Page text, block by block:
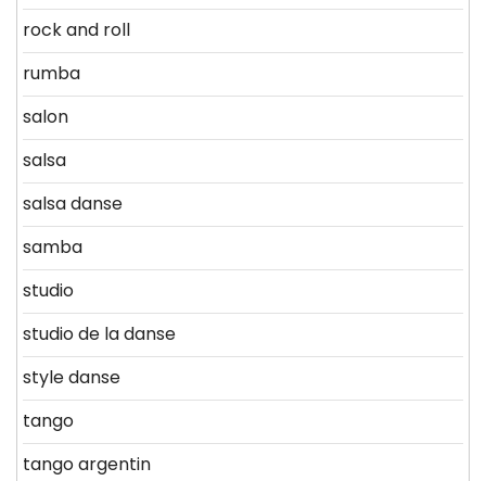
rock and roll
rumba
salon
salsa
salsa danse
samba
studio
studio de la danse
style danse
tango
tango argentin